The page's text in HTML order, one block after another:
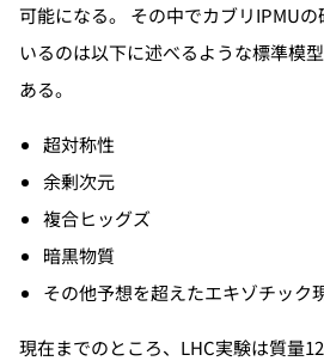
可能になる。 その中でカブリIPMU
いるのは以下に述べるような標準模
ある。
超対称性
余剰次元
複合ヒッグズ
暗黒物質
その他予想を超えたエキゾチック
現在までのところ、LHC実験は質量